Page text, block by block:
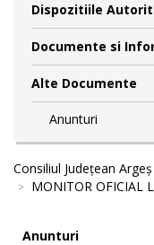
Dispozitiile
Documente si
Alte Documente
Anunturi
Consiliul Județean Argeș
MONITOR OFICIAL
Anunturi